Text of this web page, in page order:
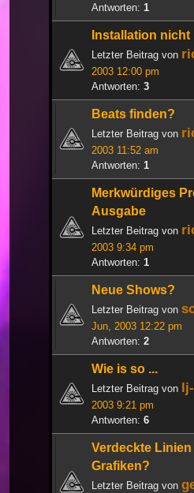
Antworten: 1
Installation
Letzter Beitrag von
2003 12:00 pm
Antworten: 3
Beats finden?
Letzter Beitrag von
2003 11:52 am
Antworten: 1
Merkwürdiges
Ausgabe
Letzter Beitrag von
2003 9:34 pm
Antworten: 1
Neue Shows?
Letzter Beitrag von
Jun, 2003 12:22 pm
Antworten: 2
Wie is so ...
Letzter Beitrag von
2003 9:21 pm
Antworten: 6
Verdeckte Linien
Grafiken?
Letzter Beitrag von